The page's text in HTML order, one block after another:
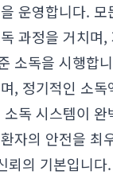
운영합니다. 모
과정을 거치며,
소독을 시행합
, 정기적인 소
독 시스템이 완
자의 안전을 최
뢰의 기본입니다.